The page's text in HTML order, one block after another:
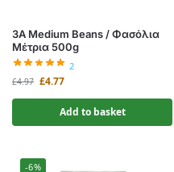
3A Medium Beans / Φασόλια
Μέτρια 500g
2
£4.97 £4.77
Add to basket
-6%